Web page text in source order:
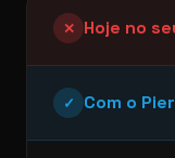
✕ Hoje no
✓ Com o